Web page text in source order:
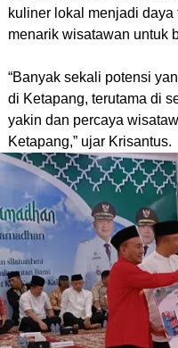
kuliner lokal menjadi
menarik wisatawan untuk
“Banyak sekali potensi
di Ketapang, terutama di
yakin dan percaya
Ketapang,” ujar Krisantus.